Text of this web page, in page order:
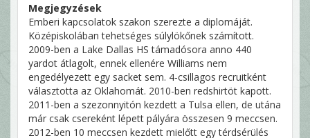
Megjegyzések
Emberi kapcsolatok szakon szerezte a diplomáját.
Középiskolában tehetséges súlylökőnek számított.
2009-ben a Lake Dallas HS támadósora anno 440
yardot átlagolt, ennek ellenére Williams nem
engedélyezett egy sacket sem. 4-csillagos recruitként
választotta az Oklahomát. 2010-ben redshirtöt kapott.
2011-ben a szezonnyitón kezdett a Tulsa ellen, de utána
már csak csereként lépett pályára összesen 9 meccsen.
2012-ben 10 meccsen kezdett mielőtt egy térdsérülés